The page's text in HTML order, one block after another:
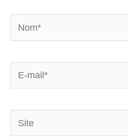
Nom*
E-
mail*
Site